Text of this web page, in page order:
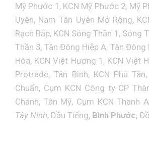
Mỹ Phước 1, KCN Mỹ Phước 2, Mỹ
Uyên, Nam Tân Uyên Mở Rộng,
Rạch Bắp, KCN Sóng Thần 1, Sóng
Thần 3, Tân Đông Hiệp A, Tân Đông
Hòa, KCN Việt Hương 1, KCN Việt
Protrade, Tân Bình, KCN Phú
Chuẩn, Cụm KCN Công ty CP
Chánh, Tân Mỹ, Cụm KCN Thanh
Tây Ninh, Dầu Tiếng, Bình Phước,